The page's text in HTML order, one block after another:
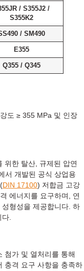
/ S355J2 /
S355K2
/ SM490
E355
Q355 / Q345
도 ≥ 355 MPa 및 인장
위한 탈산, 규제된 압연
서 개발된 공식 상업용
DIN 17100) 저합금 고강
에너지를 요구하며, 연
형성을 제공합니다. 하
.
첨가 및 열처리를 통해
충격 요구 사항을 충족하